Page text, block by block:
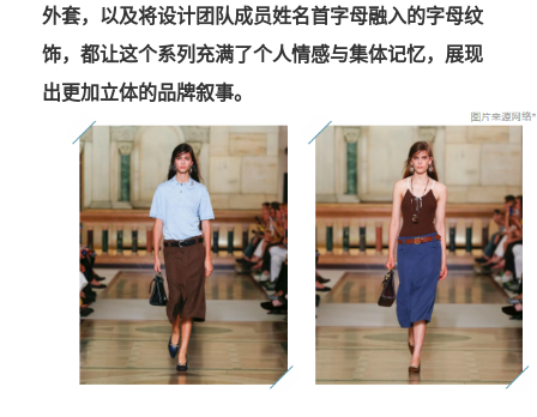
外套，以及将设计团队成员姓名首字母融入的字母纹
饰，都让这个系列充满了个人情感与集体记忆，展现
出更加立体的品牌叙事。